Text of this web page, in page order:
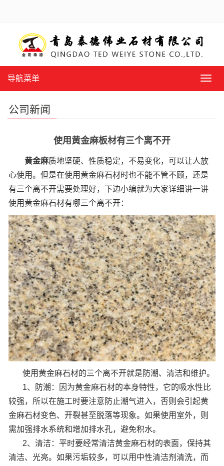
导
导航菜单
公司新闻
使用黄金麻板材有三个离不开
黄金麻质地坚硬、性质稳定，不易变化，可以让人放
心使用。但是在使用黄金麻石材时也不能不管不顾，还是
有三个离不开需要处理好，下边小编就为大家详细讲一讲
使用黄金麻石材有哪三个离不开：
使用黄金麻石材的三个离不开就是防潮、清洁和维护。
1、防潮：因为黄金麻石材的本身特性，它的吸水性比
较强，所以在施工时要注意防止潮气进入，否则会引起黄
金麻石材变色、开裂甚至脱落等现象。如果使用室外，则
需加强排水系统和增加排水孔，避免积水。
2、清洁：平时要经常清洁黄金麻石材的表面，保持其
清洁、光亮。如果污垢较多，可以用中性清洁剂清洗，而